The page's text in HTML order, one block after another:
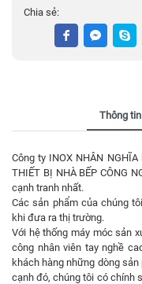
Chia sẻ:
Thông
Công ty INOX NHÂN
THIẾT BỊ NHÀ BẾP CÔNG
cạnh tranh nhất.
Các sản phẩm của chúng
khi đưa ra thị trường.
Với hệ thống máy móc sản
công nhân viên tay nghề
khách hàng những dòng
cạnh đó, chúng tôi có chính